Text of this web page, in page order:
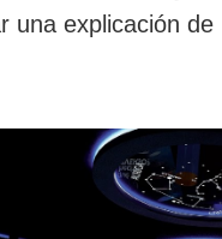
una explicación